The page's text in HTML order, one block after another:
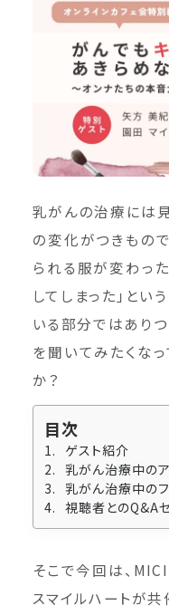
乳がんの治療には
の変化がつきもの
られる服が変わっ
してしまった」とい
いる部分ではあり
を聞いてみたくな
か？
目次
ゲスト紹介
乳がん治療中の
乳がん治療中のフ
視聴者とのQ&A
そこで今回は、
スマイルハートが